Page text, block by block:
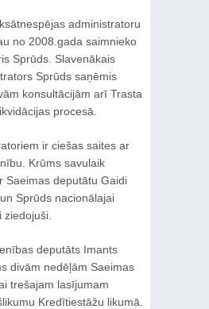
administratoru
no 2008.gada saimnieko
Sprūds. Slavenākais
Sprūds saņēmis
konsultācijām arī Trasta
procesā.
ir ciešas saites ar
Krūms savulaik
Saeimas deputātu Gaidi
Sprūds nacionālajai
deputāts Imants
divām nedēļām Saeimas
trešajam lasījumam
Kredītiestāžu likumā.